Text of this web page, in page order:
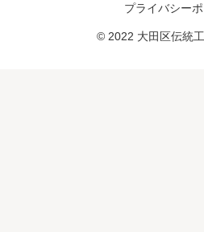
プライバシー
© 2022 大田区伝統